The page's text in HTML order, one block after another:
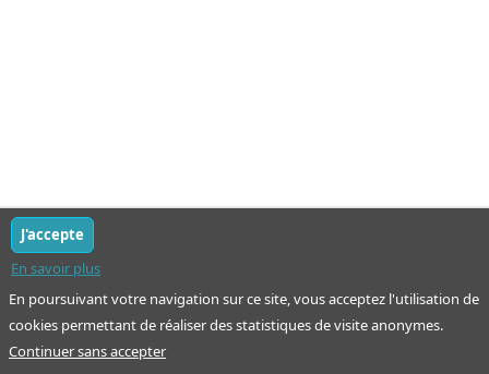
En poursuivant votre navigation sur ce site, vous acceptez l'utilisation de
cookies permettant de réaliser des statistiques de visite anonymes.
En savoir plus
J'accepte
Continuer sans accepter